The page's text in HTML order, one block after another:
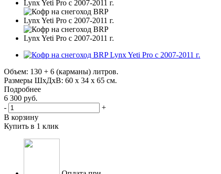
Объем: 130 + 6 (карманы) литров.
Размеры ШхДхВ: 60 х 34 х 65 см.
Подробнее
6 300 руб.
-
+
В корзину
Купить в 1 клик